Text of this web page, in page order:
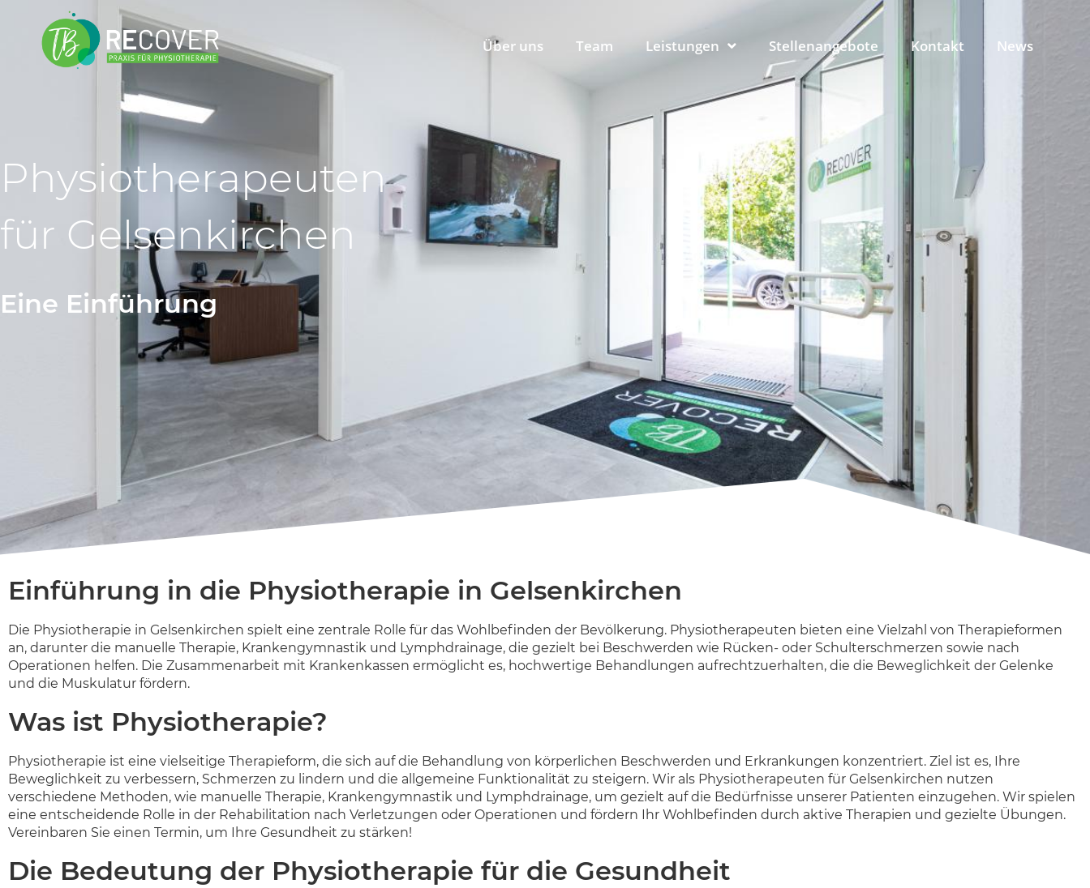
Über uns Team Leistungen Stellenangebote Kontakt News
Physiotherapeuten
für Gelsenkirchen
Eine Einführung
Einführung in die Physiotherapie in Gelsenkirchen
Die Physiotherapie in Gelsenkirchen spielt eine zentrale Rolle für das Wohlbefinden der Bevölkerung. Physiotherapeuten bieten eine Vielzahl von Therapieformen
an, darunter die manuelle Therapie, Krankengymnastik und Lymphdrainage, die gezielt bei Beschwerden wie Rücken- oder Schulterschmerzen sowie nach
Operationen helfen. Die Zusammenarbeit mit Krankenkassen ermöglicht es, hochwertige Behandlungen aufrechtzuerhalten, die die Beweglichkeit der Gelenke
und die Muskulatur fördern.
Was ist Physiotherapie?
Physiotherapie ist eine vielseitige Therapieform, die sich auf die Behandlung von körperlichen Beschwerden und Erkrankungen konzentriert. Ziel ist es, Ihre
Beweglichkeit zu verbessern, Schmerzen zu lindern und die allgemeine Funktionalität zu steigern. Wir als Physiotherapeuten für Gelsenkirchen nutzen
verschiedene Methoden, wie manuelle Therapie, Krankengymnastik und Lymphdrainage, um gezielt auf die Bedürfnisse unserer Patienten einzugehen. Wir spielen
eine entscheidende Rolle in der Rehabilitation nach Verletzungen oder Operationen und fördern Ihr Wohlbefinden durch aktive Therapien und gezielte Übungen.
Vereinbaren Sie einen Termin, um Ihre Gesundheit zu stärken!
Die Bedeutung der Physiotherapie für die Gesundheit